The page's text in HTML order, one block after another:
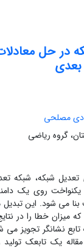
در حل
مصلحی
گروه ریاضی
شبکه، شبکه
یکنواخت روی یک
می شود. این
میزان خطا را در
نشانگر تجویز می
مقاله یک تابعک